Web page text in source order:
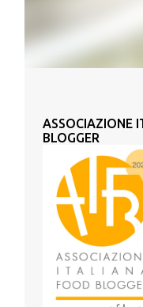
ASSOCIAZIONE
BLOGGER